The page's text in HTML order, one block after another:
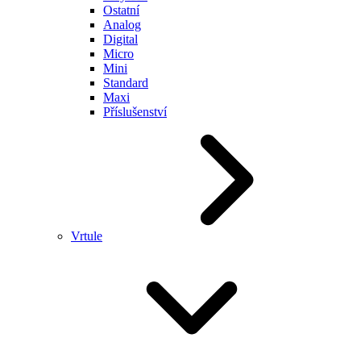
Ostatní
Analog
Digital
Micro
Mini
Standard
Maxi
Příslušenství
Vrtule